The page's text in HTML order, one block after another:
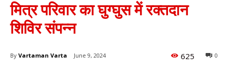
मित्र परिवार का घुग्घुस में रक्तदान
शिविर संपन्न
By Vartaman Varta June 9, 2024 0
625